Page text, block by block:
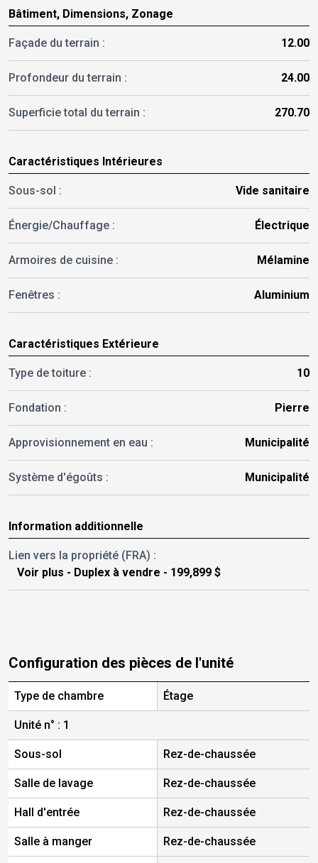
Bâtiment, Dimensions, Zonage
Façade du terrain : 12.00
Profondeur du terrain : 24.00
Superficie total du terrain : 270.70
Caractéristiques Intérieures
Sous-sol : Vide sanitaire
Énergie/Chauffage : Électrique
Armoires de cuisine : Mélamine
Fenêtres : Aluminium
Caractéristiques Extérieure
Type de toiture : 10
Fondation : Pierre
Approvisionnement en eau : Municipalité
Système d'égoûts : Municipalité
Information additionnelle
Lien vers la propriété (FRA) :
Voir plus - Duplex à vendre - 199,899 $
Configuration des pièces de l'unité
Type de chambre Étage
Unité n° : 1
Sous-sol Rez-de-chaussée
Salle de lavage Rez-de-chaussée
Hall d'entrée Rez-de-chaussée
Salle à manger Rez-de-chaussée